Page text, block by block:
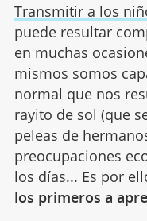
Transmitir a los
puede resultar
en muchas
mismos somos
normal que nos
rayito de sol (que
peleas de
preocupaciones
los días... Es por
los primeros a